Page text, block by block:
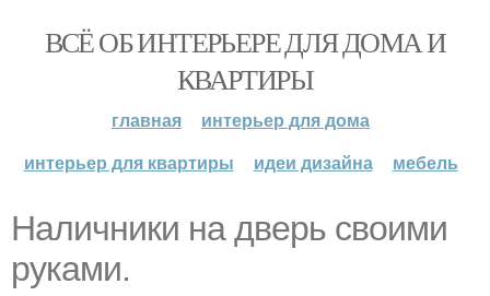
ВСЁ ОБ ИНТЕРЬЕРЕ ДЛЯ ДОМА И
КВАРТИРЫ
главная
интерьер для дома
интерьер для квартиры
идеи дизайна мебель
Наличники на дверь своими
руками.